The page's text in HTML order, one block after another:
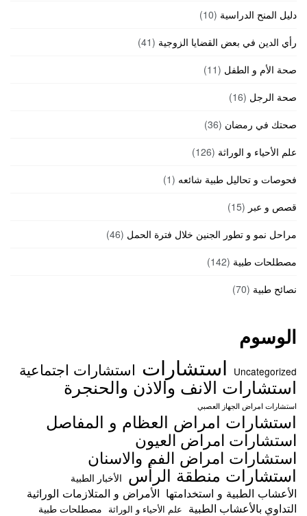
دليل المنح الدراسية (10)
رأي الدين في بعض القضايا الزوجية (41)
صحة الأم و الطفل (11)
صحة الرجل (16)
صحتك في رمضان (36)
علم الأحياء و الوراثة (126)
فحوصات و تحاليل طبية شائعه (1)
قصص و عبر (15)
مراحل نمو و تطور الجنين خلال فترة الحمل (46)
مصطلحات طبية (142)
نصائح طبية (70)
الوسوم
Uncategorized استشارات استشارات اجتماعية
استشارات الانف والاذن والحنجرة
استشارات امراض الجهاز العصبي
استشارات امراض العظام و المفاصل
استشارات امراض العيون
استشارات امراض الفم والاسنان
استشارات منطقة الرأس الأخبار الطبية
الأعشاب الطبية و استخدامتها الأمراض و المتلازمات الوراثية
التداوي بالأعشاب الطبية علم الأحياء و الوراثة مصطلحات طبية